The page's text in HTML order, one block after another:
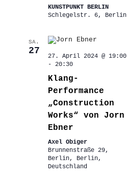
KUNSTPUNKT BERLIN
Schlegelstr. 6, Berlin
SA.
27
27. April 2024 @ 19:00
- 20:30
Klang-
Performance
„Construction
Works“ von Jorn
Ebner
Axel Obiger
Brunnenstraße 29,
Berlin, Berlin,
Deutschland